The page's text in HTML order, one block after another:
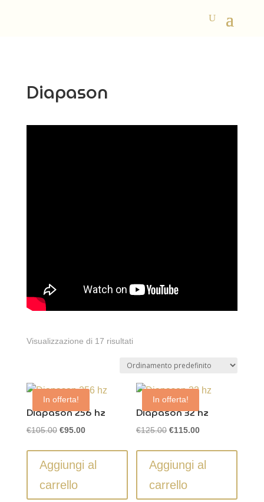
Diapason
Visualizzazione di 17 risultati
In offerta!
Diapason 256 hz
€105.00 Il
originale
€105.00.
€95.00Il
attuale
Aggiungi al
carrello
In offerta!
Diapason 32 hz
€125.00 Il
originale
€125.00.
€115.00Il
attuale
Aggiungi al
carrello